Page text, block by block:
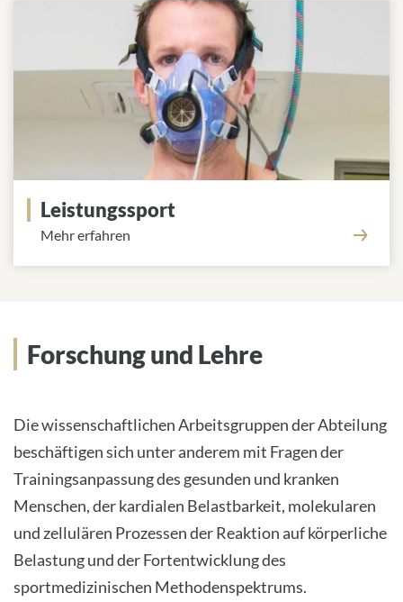
Leistungssport
Mehr erfahren
Forschung und Lehre
Die wissenschaftlichen Arbeitsgruppen der Abteilung
beschäftigen sich unter anderem mit Fragen der
Trainingsanpassung des gesunden und kranken
Menschen, der kardialen Belastbarkeit, molekularen
und zellulären Prozessen der Reaktion auf körperliche
Belastung und der Fortentwicklung des
sportmedizinischen Methodenspektrums.